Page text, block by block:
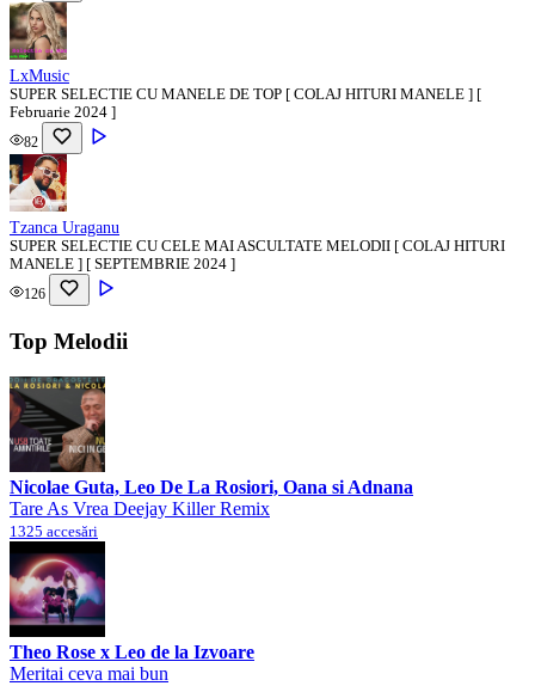
LxMusic
SUPER SELECTIE CU MANELE DE TOP [ COLAJ HITURI MANELE ] [
Februarie 2024 ]
82
Tzanca Uraganu
SUPER SELECTIE CU CELE MAI ASCULTATE MELODII [ COLAJ HITURI
MANELE ] [ SEPTEMBRIE 2024 ]
126
Top Melodii
Nicolae Guta, Leo De La Rosiori, Oana si Adnana
Tare As Vrea Deejay Killer Remix
1325 accesări
Theo Rose x Leo de la Izvoare
Meritai ceva mai bun